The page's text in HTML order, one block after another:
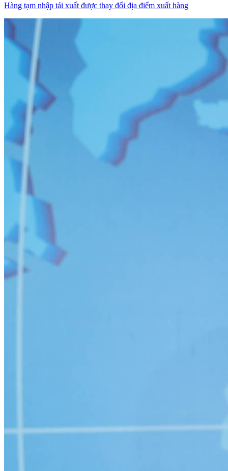
Hàng tạm nhập tái xuất được thay đổi địa điểm xuất hàng